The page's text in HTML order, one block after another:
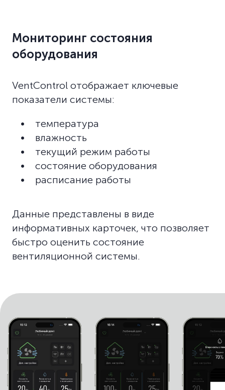
Мониторинг состояния
оборудования
VentControl отображает ключевые
показатели системы:
температура
влажность
текущий режим работы
состояние оборудования
расписание работы
Данные представлены в виде
информативных карточек, что позволяет
быстро оценить состояние
вентиляционной системы.